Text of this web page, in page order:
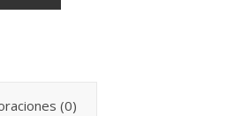
(0)